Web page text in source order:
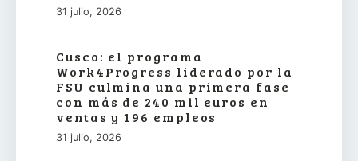
31 julio, 2026
Cusco: el programa
Work4Progress liderado por la
FSU culmina una primera fase
con más de 240 mil euros en
ventas y 196 empleos
31 julio, 2026